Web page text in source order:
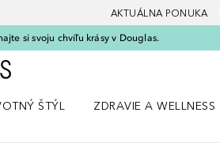
AKTUÁLNA PONUKA
si svoju chvíľu krásy v Douglas.
Domov
ŠTÝL
ZDRAVIE A WELLNESS